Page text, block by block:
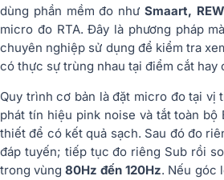
dùng phần mềm đo như Smaart,
micro đo RTA. Đây là phương pháp
chuyên nghiệp sử dụng để kiểm tra
có thực sự trùng nhau tại điểm cắt hay
Quy trình cơ bản là đặt micro đo tại vị
phát tín hiệu pink noise và tắt toàn bộ
thiết để có kết quả sạch. Sau đó đo
đáp tuyến; tiếp tục đo riêng Sub rồi
trong vùng80Hz đến 120Hz. Nếu góc